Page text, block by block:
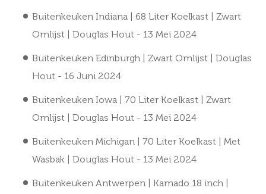
Buitenkeuken Indiana | 68 Liter Koelkast | Zwart
Omlijst | Douglas Hout - 13 Mei 2024
Buitenkeuken Edinburgh | Zwart Omlijst | Douglas
Hout - 16 Juni 2024
Buitenkeuken Iowa | 70 Liter Koelkast | Zwart
Omlijst | Douglas Hout - 13 Mei 2024
Buitenkeuken Michigan | 70 Liter Koelkast | Met
Wasbak | Douglas Hout - 13 Mei 2024
Buitenkeuken Antwerpen | Kamado 18 inch |